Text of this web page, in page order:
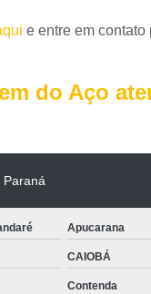
e entre em contato
do Aço
Paraná
Apucarana
CAIOBÁ
Contenda